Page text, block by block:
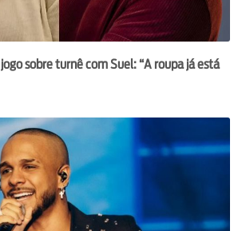
sobre turnê com Suel: “A roupa já está